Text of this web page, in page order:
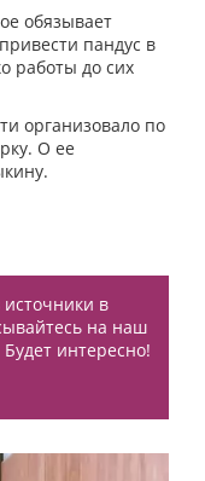
обязывает
пандус в
работы до сих
организовало по
О ее
в
на наш
Будет интересно!